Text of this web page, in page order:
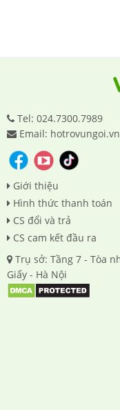
Tel: 024.7300.7989
Email:
Giới thiệu
Hình thức thanh toán
CS đổi và trả
CS cam kết đầu ra
Trụ sở: Tầng 7 - Tòa
Giấy - Hà Nội